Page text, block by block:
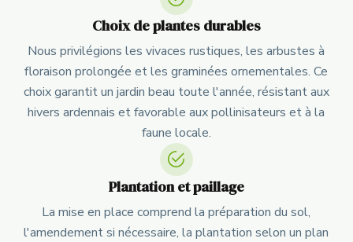
Choix de plantes durables
Nous privilégions les vivaces rustiques, les arbustes à
floraison prolongée et les graminées ornementales. Ce
choix garantit un jardin beau toute l'année, résistant aux
hivers ardennais et favorable aux pollinisateurs et à la
faune locale.
Plantation et paillage
La mise en place comprend la préparation du sol,
l'amendement si nécessaire, la plantation selon un plan